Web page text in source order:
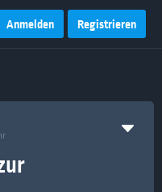
Anmelden Registrieren